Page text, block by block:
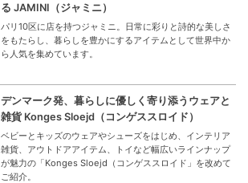
る JAMINI（ジャミニ）
パリ10区に店を持つジャミニ。日常に彩りと詩的な美しさ
をもたらし、暮らしを豊かにするアイテムとして世界中か
ら人気を集めています。
デンマーク発、暮らしに優しく寄り添うウェアと
雑貨 Konges Sloejd（コンゲススロイド）
ベビーとキッズのウェアやシューズをはじめ、インテリア
雑貨、アウトドアアイテム、トイなど幅広いラインナップ
が魅力の「Konges Sloejd（コンゲススロイド」を改めて
ご紹介。